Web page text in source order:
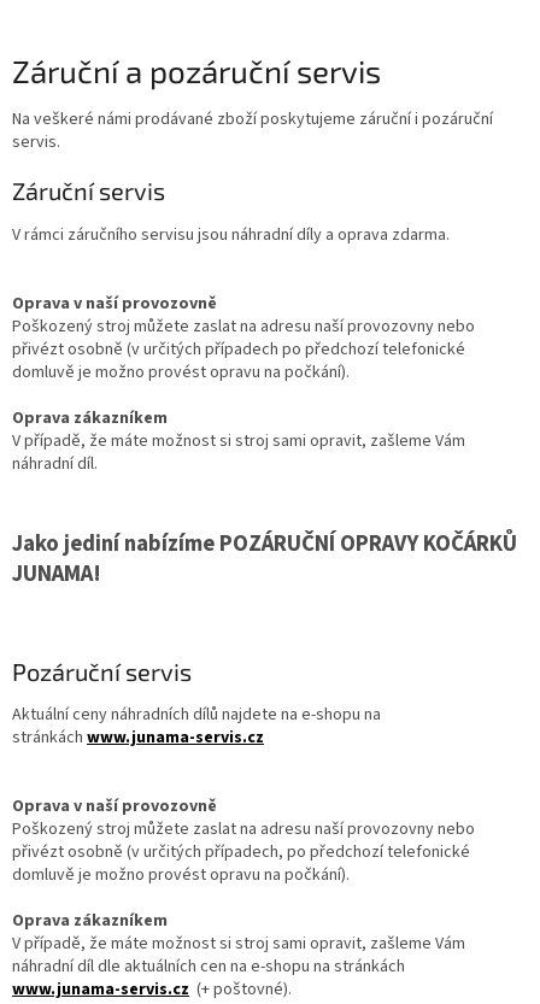
Záruční a pozáruční servis
Na veškeré námi prodávané zboží poskytujeme záruční i pozáruční
servis.
Záruční servis
V rámci záručního servisu jsou náhradní díly a oprava zdarma.
Oprava v naší provozovně
Poškozený stroj můžete zaslat na adresu naší provozovny nebo
přivézt osobně (v určitých případech po předchozí telefonické
domluvě je možno provést opravu na počkání).
Oprava zákazníkem
V případě, že máte možnost si stroj sami opravit, zašleme Vám
náhradní díl.
Jako jediní nabízíme POZÁRUČNÍ OPRAVY KOČÁRKŮ
JUNAMA!
Pozáruční servis
Aktuální ceny náhradních dílů najdete na e-shopu na
stránkách www.junama-servis.cz
Oprava v naší provozovně
Poškozený stroj můžete zaslat na adresu naší provozovny nebo
přivézt osobně (v určitých případech, po předchozí telefonické
domluvě je možno provést opravu na počkání).
Oprava zákazníkem
V případě, že máte možnost si stroj sami opravit, zašleme Vám
náhradní díl dle aktuálních cen na e-shopu na stránkách
www.junama-servis.cz (+ poštovné).